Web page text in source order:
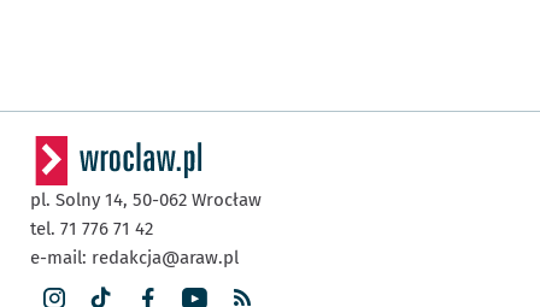
pl. Solny 14, 50-062 Wrocław
tel. 71 776 71 42
e-mail: redakcja@araw.pl